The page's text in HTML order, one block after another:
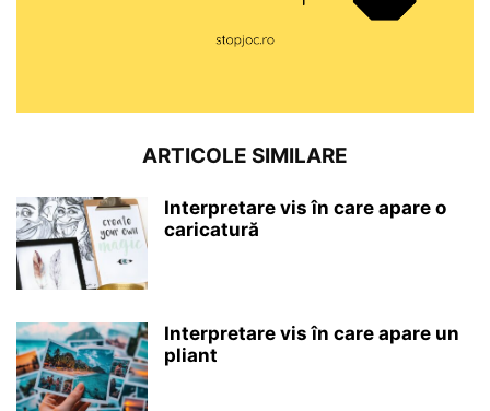
ARTICOLE SIMILARE
Interpretare vis în care apare o
caricatură
Interpretare vis în care apare un
pliant